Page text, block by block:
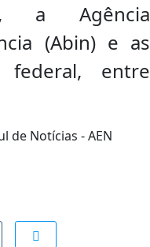
a Agência
(Abin) e as
entre
de Notícias - AEN